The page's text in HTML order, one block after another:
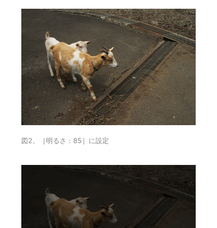
図2。［明るさ：85］に設定